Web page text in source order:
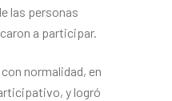
las personas
a participar.
normalidad, en
y logró